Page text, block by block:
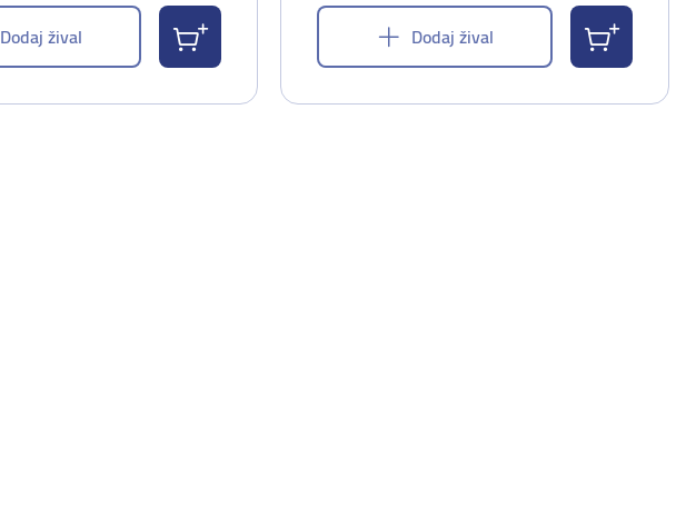
Dodaj žival Dodaj žival